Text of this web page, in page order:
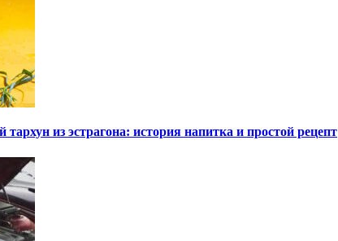
из эстрагона: история напитка и простой рецепт